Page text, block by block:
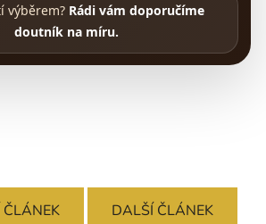
výběrem? Rádi vám doporučíme
doutník na míru.
ČLÁNEK DALŠÍ ČLÁNEK